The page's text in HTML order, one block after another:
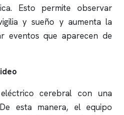
Esto permite observar
y sueño y aumenta la
eventos que aparecen de
cerebral con una
esta manera, el equipo